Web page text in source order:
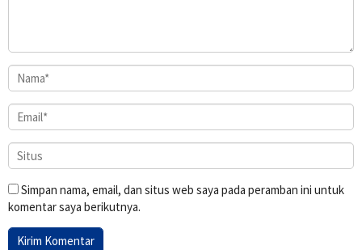
Simpan nama, email, dan situs web saya pada peramban ini untuk
komentar saya berikutnya.